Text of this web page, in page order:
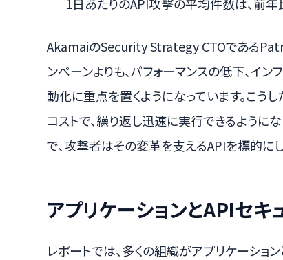
1日あたりのAPI攻撃の平均件数は、前年
AkamaiのSecurity Strategy CTOである
ンペーンよりも、パフォーマンスの低下、イ
動化に重点を置くようになっています。こう
コストで、繰り返し迅速に実行できるよう
で、攻撃者はその変革を支えるAPIを標的に
アプリケーションとAPIセ
レポートでは、多くの組織がアプリケーショ